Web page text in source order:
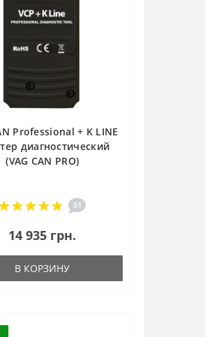
Professional + K LINE
диагностический
(VAG CAN PRO)
51
14 935 грн.
В КОРЗИНУ